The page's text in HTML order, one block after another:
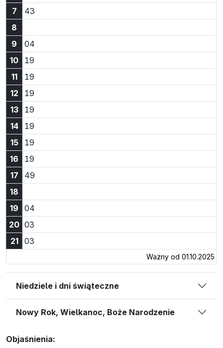
7
43
8
9
04
10
19
11
19
12
19
13
19
14
19
15
19
16
19
17
49
18
19
04
20 03
21
03
Ważny od 01.10.2025
Niedziele i dni świąteczne
Nowy Rok, Wielkanoc, Boże Narodzenie
Objaśnienia: